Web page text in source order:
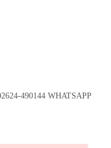
490144 WHATSAPP